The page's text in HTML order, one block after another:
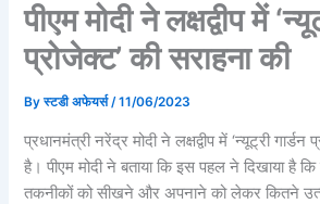
पीएम मोदी ने लक्षद्वीप में
प्रोजेक्ट’ की सराहना की
Byस्टडी अफेयर्स/11/06/2023
प्रधानमंत्री नरेंद्र मोदी ने लक्षद्वीप में ‘न्यूट्री गार्डन
है। पीएम मोदी ने बताया कि इस पहल ने दिखाया है कि
तकनीकों को सीखने और अपनाने को लेकर कितने